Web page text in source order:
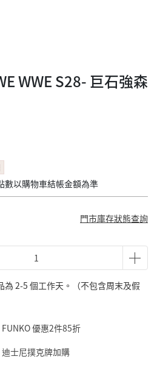
WWE S28- 巨石強森
數以購物車結帳金額為準
門市庫存狀態查詢
2-5 個工作天。（不包含周末及假
優惠2件85折
士尼撲克牌加購